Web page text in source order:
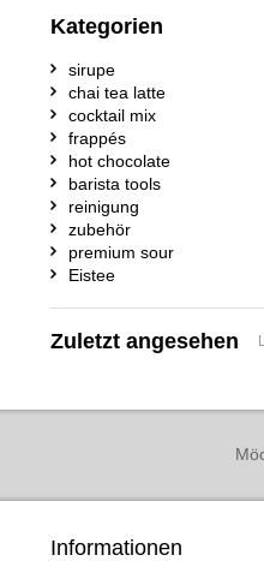
Kategorien
sirupe
chai tea latte
cocktail mix
frappés
hot chocolate
barista tools
reinigung
zubehör
premium sour
Eistee
Zuletzt angesehen
Informationen